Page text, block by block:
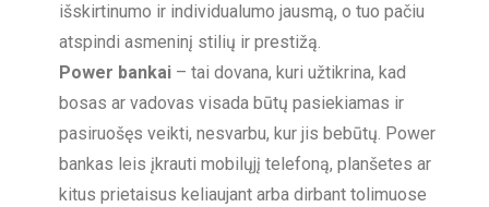
išskirtinumo ir individualumo jausmą, o tuo pačiu
atspindi asmeninį stilių ir prestižą.
Power bankai – tai dovana, kuri užtikrina, kad
bosas ar vadovas visada būtų pasiekiamas ir
pasiruošęs veikti, nesvarbu, kur jis bebūtų. Power
bankas leis įkrauti mobilųjį telefoną, planšetes ar
kitus prietaisus keliaujant arba dirbant tolimuose